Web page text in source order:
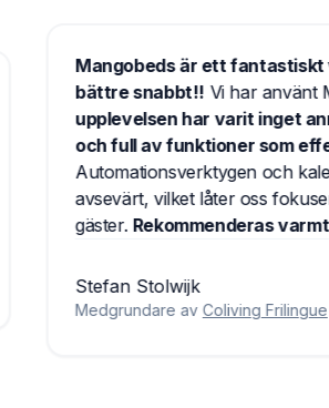
Mangobeds är ett
bättre snabbt!!Vi har
upplevelsen har varit
och full av funktioner
Automationsverktygen
avsevärt, vilket låter oss
gäster.Rekommenderas
Stefan Stolwijk
Medgrundare avColiving